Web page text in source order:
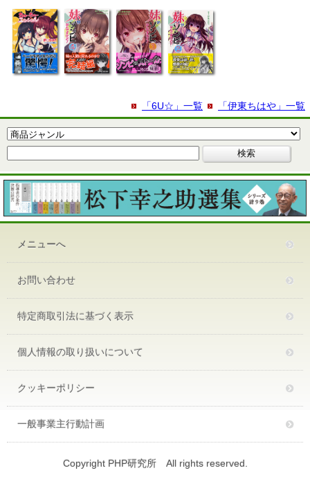
「伊東ちはや」一覧
「6U☆」一覧
メニューへ
お問い合わせ
特定商取引法に基づく表示
個人情報の取り扱いについて
クッキーポリシー
一般事業主行動計画
Copyright PHP研究所 All rights reserved.